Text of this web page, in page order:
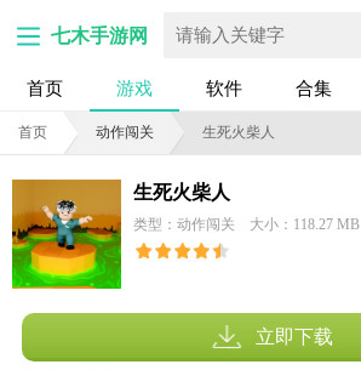
七木手游网
首页 游戏 软件 合集
首页 动作闯关 生死火柴人
生死火柴人
类型：动作闯关 大小：118.27 MB
立即下载